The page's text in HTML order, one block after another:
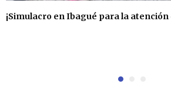
¡Simulacro en Ibagué para la